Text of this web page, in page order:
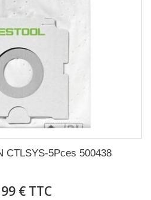
CTLSYS-5Pces 500438
€ TTC